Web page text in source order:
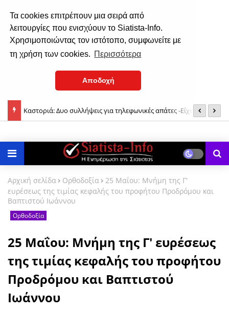
Τα cookies επιτρέπουν μια σειρά από
λειτουργίες που ενισχύουν το Siatista-Info.
Χρησιμοποιώντας τον ιστότοπο, συμφωνείτε με
τη χρήση των cookies. Περισσότερα
Αποδοχή
του «εισπράκτορα» και του «τσιλιαδόρου»
Με λαμπρότητα γιόρτασε τον Άγιο Νικάνορα η Σιάτιστα (φωτο-
Αρχική σελίδα Ορθοδοξία
25 Μαΐου: Μνήμη της Γ'
ευρέσεως της τιμίας κεφαλής του προφήτου Προδρόμου και
Βαπτιστού Ιωάννου
Ορθοδοξία
25 Μαΐου: Μνήμη της Γ' ευρέσεως
της τιμίας κεφαλής του προφήτου
Προδρόμου και Βαπτιστού
Ιωάννου